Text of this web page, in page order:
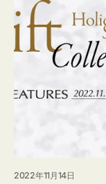
2022年11月14日